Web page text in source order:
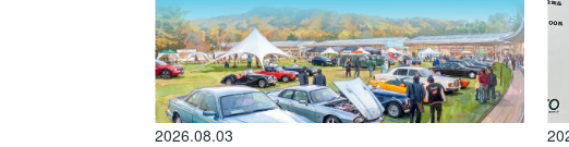
2026.08.03